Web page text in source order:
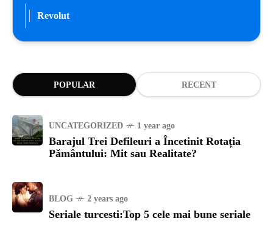
Revolut
POPULAR RECENT
UNCATEGORIZED 1 year ago
Barajul Trei Defileuri a Încetinit Rotația
Pământului: Mit sau Realitate?
BLOG 2 years ago
Seriale turcesti:Top 5 cele mai bune seriale